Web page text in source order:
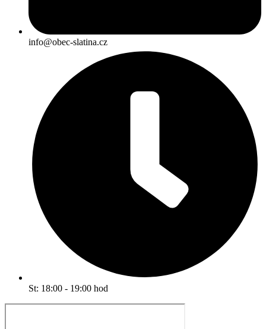
info@obec-slatina.cz​
St: 18:00 - 19:00 hod